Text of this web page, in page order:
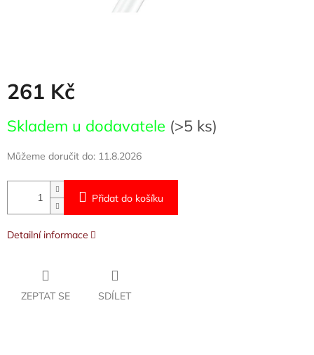
261 Kč
cena:
Skladem u dodavatele (>5 ks)
Můžeme doručit do: 11.8.2026
Přidat do košíku
Detailní informace
ZEPTAT SE SDÍLET